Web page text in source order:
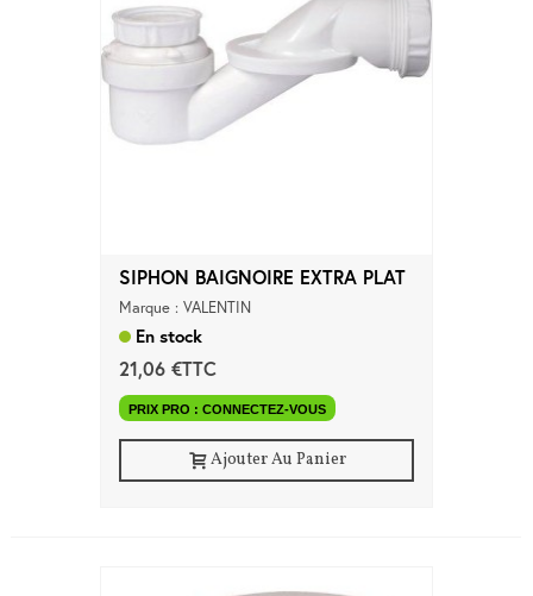
SIPHON BAIGNOIRE EXTRA PLAT
Marque : VALENTIN
En stock
21,06 €TTC
PRIX PRO : CONNECTEZ-VOUS
Ajouter Au Panier